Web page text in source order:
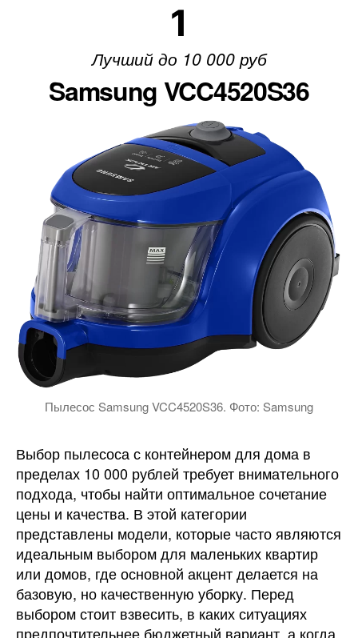
1
Лучший до 10 000 руб
Samsung VCC4520S36
Пылесос Samsung VCC4520S36. Фото: Samsung
Выбор пылесоса с контейнером для дома в
пределах 10 000 рублей требует внимательного
подхода, чтобы найти оптимальное сочетание
цены и качества. В этой категории
представлены модели, которые часто являются
идеальным выбором для маленьких квартир
или домов, где основной акцент делается на
базовую, но качественную уборку. Перед
выбором стоит взвесить, в каких ситуациях
предпочтительнее бюджетный вариант, а когда